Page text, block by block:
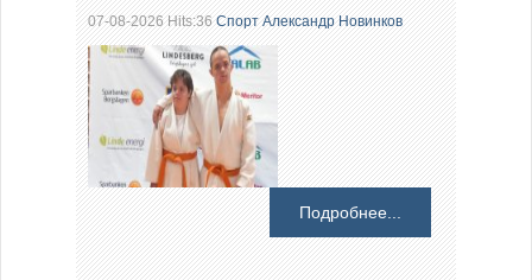
07-08-2026 Hits:36Спорт Александр Новинков
Подробнее...